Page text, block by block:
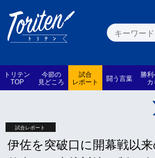
トリテン
TOP
今節の
見どころ
試合
レポート 闘う言葉 勝
試合レポート
伊佐を突破口に開幕戦以来